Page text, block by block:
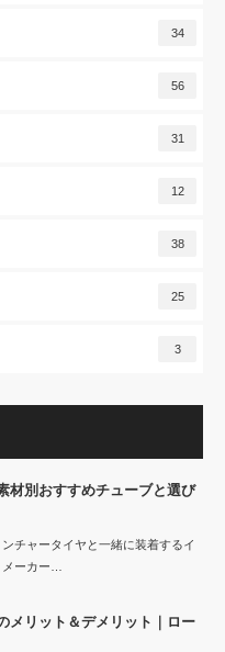
34
56
31
12
38
25
3
材別おすすめチューブと選び
チャータイヤと一緒に装着するイ
ーカー…
メリット＆デメリット｜ロー